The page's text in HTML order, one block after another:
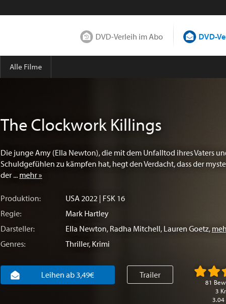
DVD-Verleih im Abo DVD-
Alle Filme
The Clockwork Killings
Die junge Amy (Ella Newton), die mit dem Unfalltod ihres Vaters
Schuldgefühlen zu kämpfen hat, hegt den Verdacht, dass der
der ... mehr »
Produktion: USA2022 | FSK 16
Regie:
Mark Hartley
Darsteller:
Ella Newton, Radha Mitchell, Lauren Goetz,
Genres:
Thriller, Krimi
Leihen ab 3,49€ Trailer
81
3
3.04